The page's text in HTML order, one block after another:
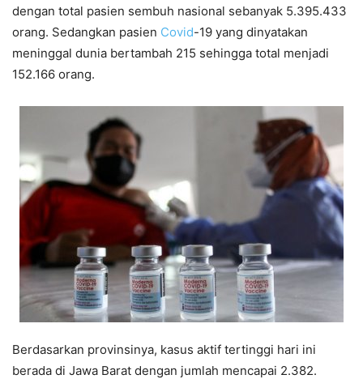
dengan total pasien sembuh nasional sebanyak 5.395.433
orang. Sedangkan pasien Covid-19 yang dinyatakan
meninggal dunia bertambah 215 sehingga total menjadi
152.166 orang.
Berdasarkan provinsinya, kasus aktif tertinggi hari ini
berada di Jawa Barat dengan jumlah mencapai 2.382.